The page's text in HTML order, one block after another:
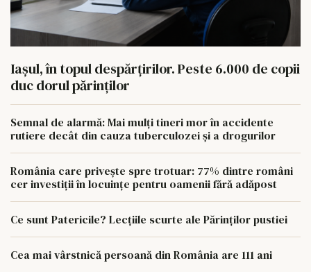
Iașul, în topul despărțirilor. Peste 6.000 de copii
duc dorul părinților
Semnal de alarmă: Mai mulți tineri mor în accidente
rutiere decât din cauza tuberculozei și a drogurilor
România care privește spre trotuar: 77% dintre români
cer investiții în locuințe pentru oamenii fără adăpost
Ce sunt Patericile? Lecțiile scurte ale Părinților pustiei
Cea mai vârstnică persoană din România are 111 ani